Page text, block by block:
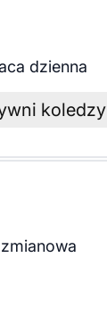
dzienna
koledzy